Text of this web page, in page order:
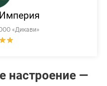
«Дикави»
настроение —